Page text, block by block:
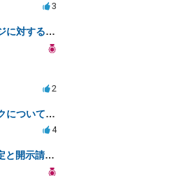
3
インスタでの虚偽メッセージに対する法的対応の必要性は？
2
SNS投稿に関する訴訟リスクについての相談
4
SNS投稿トラブルでのIP特定と開示請求の現実性は？